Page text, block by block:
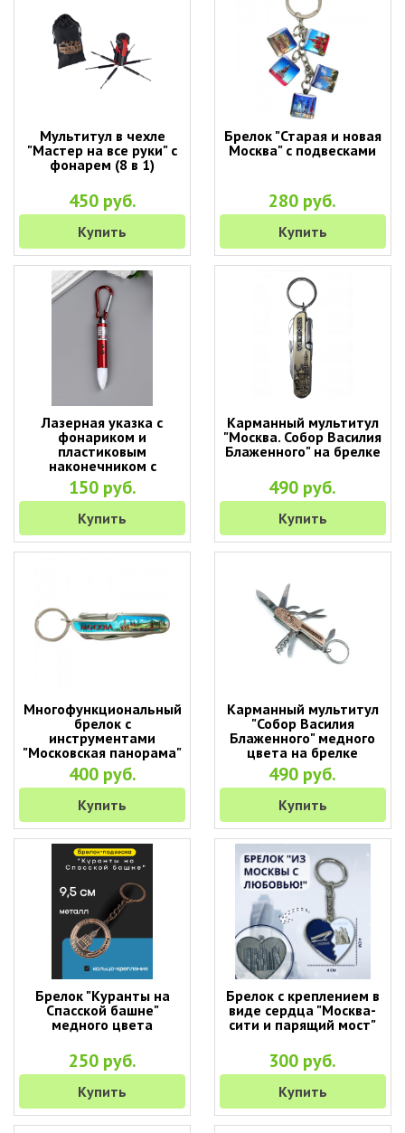
Мультитул в чехле
"Мастер на все руки" с
фонарем (8 в 1)
450 руб.
Купить
Брелок "Старая и новая
Москва" с подвесками
280 руб.
Купить
Лазерная указка с
фонариком и
пластиковым
наконечником с
карабином (цвет в
ассортименте)
150 руб.
Купить
Карманный мультитул
"Москва. Собор Василия
Блаженного" на брелке
490 руб.
Купить
Многофункциональный
брелок с
инструментами
"Московская панорама"
(9 в 1)
400 руб.
Купить
Карманный мультитул
"Собор Василия
Блаженного" медного
цвета на брелке
490 руб.
Купить
Брелок "Куранты на
Спасской башне"
медного цвета
250 руб.
Купить
Брелок с креплением в
виде сердца "Москва-
сити и парящий мост"
300 руб.
Купить